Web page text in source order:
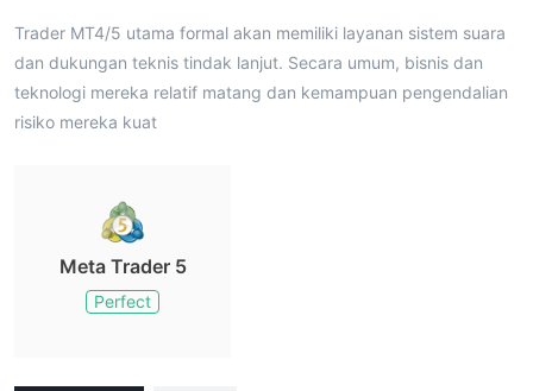
Trader MT4/5 utama formal akan memiliki layanan sistem suara
dan dukungan teknis tindak lanjut. Secara umum, bisnis dan
teknologi mereka relatif matang dan kemampuan pengendalian
risiko mereka kuat
Meta Trader 5
Perfect